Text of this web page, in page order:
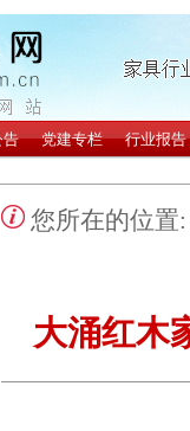
您所在的位置
大涌红木